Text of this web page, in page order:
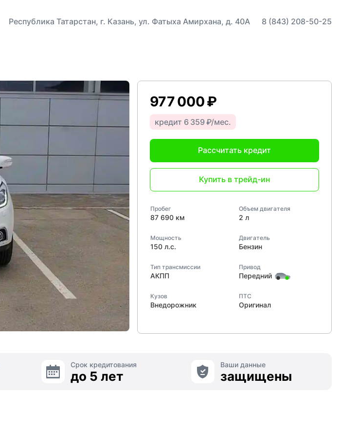
Республика Татарстан, г. Казань, ул. Фатыха Амирхана, д. 40А 8 (843) 208-50-25
977 000 ₽
кредит 6 359 ₽/мес.
Рассчитать кредит
Купить в трейд-ин
Пробег
87 690 км
Объем двигателя
2 л
Мощность
150 л.с.
Двигатель
Бензин
Тип трансмиссии
АКПП
Привод
Передний
Кузов
Внедорожник
ПТС
Оригинал
Срок кредитования
до 5 лет
Ваши данные
защищены